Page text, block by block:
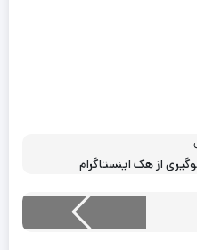
از هک اینستاگرام